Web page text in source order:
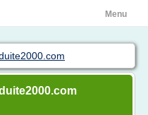
Menu